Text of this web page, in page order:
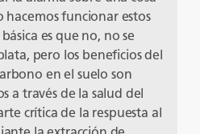
hacemos funcionar estos
es que no, no se
pero los beneficios del
en el suelo son
a través de la salud del
crítica de la respuesta al